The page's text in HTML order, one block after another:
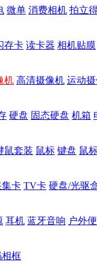
微单 消费相机 拍立
存卡 读卡器 相机贴膜
机 高清摄像机 运动
硬盘 固态硬盘 机箱
鼠套装 鼠标 键盘 鼠
卡 TV卡 硬盘/光驱
耳机 蓝牙音响 户外
框